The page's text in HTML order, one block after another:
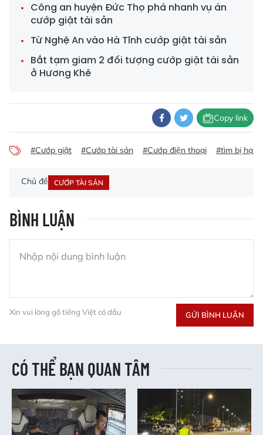
Công an huyện Đức Thọ phá nhanh vụ án
cướp giật tài sản
Từ Nghệ An vào Hà Tĩnh cướp giật tài sản
Bắt tạm giam 2 đối tượng cướp giật tài sản
ở Hương Khê
Copy link
#Cướp giật #Cướp tài sản #Cướp điện thoại #tìm bị hại
Chủ đề CƯỚP TÀI SẢN
BÌNH LUẬN
Xin vui lòng gõ tiếng Việt có dấu GỬI BÌNH LUẬN
CÓ THỂ BẠN QUAN TÂM